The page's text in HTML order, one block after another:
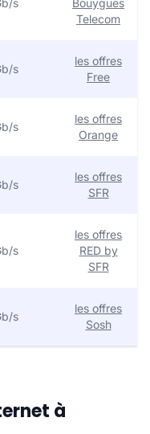
s
Bouygues
Telecom
s
les offres
Free
s
les offres
Orange
s
les offres
SFR
s
les offres
RED by
SFR
s
les offres
Sosh
à